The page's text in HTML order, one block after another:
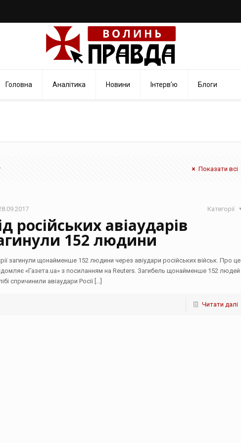
Головна Аналітика Новини Інтерв’ю Блоги
Показати всі
Категорії
російських авіаударів
152 людини
загинули щонайменше 152 людини через авіудари російських військ. Про це
«Газета.ua» з посиланням на Reuters. Загибель щонайменше 152 людей
спричинили авіаудари Росії[…]
Читати далі